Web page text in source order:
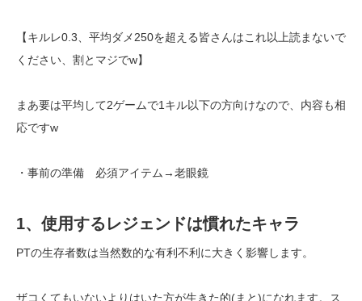
【キルレ0.3、平均ダメ250を超える皆さんはこれ以上読まないで
ください、割とマジでw】
まあ要は平均して2ゲームで1キル以下の方向けなので、内容も相
応ですw
・事前の準備 必須アイテム→老眼鏡
1、使用するレジェンドは慣れたキャラ
PTの生存者数は当然数的な有利不利に大きく影響します。
ザコくてもいないよりはいた方が生きた的(まと)になれます。ス